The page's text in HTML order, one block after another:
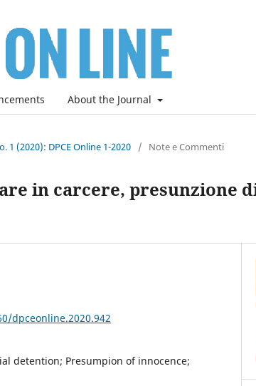
About the Journal
1 (2020): DPCE Online 1-2020 / Note e Commenti
in carcere, presunzione
dpceonline.2020.942
detention; Presumpion of innocence;